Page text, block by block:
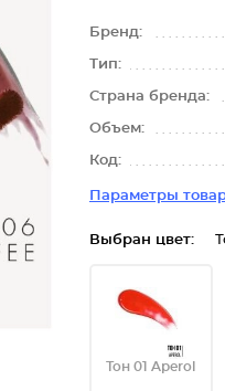
Бренд:
Тип:
Страна бренда:
Объем:
Код:
Параметры
Выбран цвет:
Тон 01 Aperol